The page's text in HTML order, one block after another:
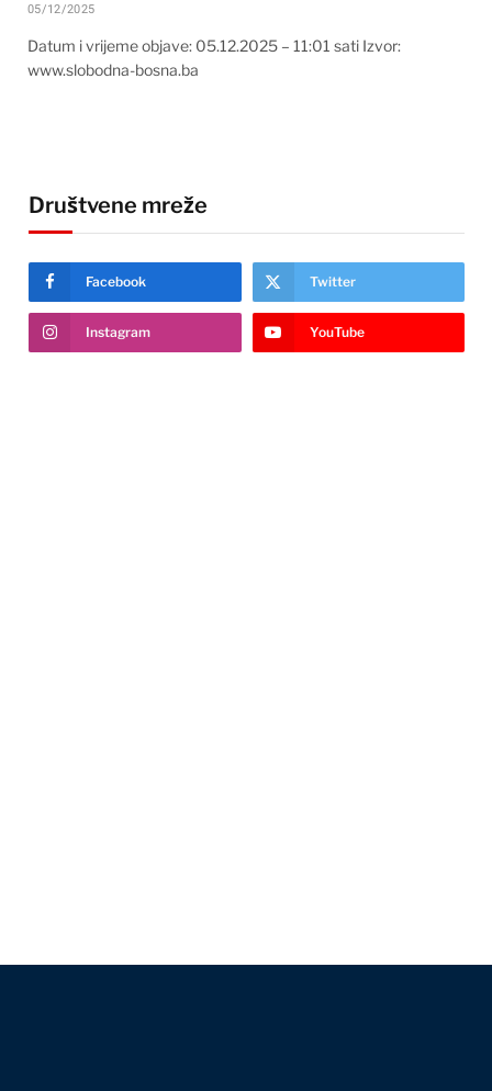
05/12/2025
Datum i vrijeme objave: 05.12.2025 – 11:01 sati Izvor:
www.slobodna-bosna.ba
Društvene mreže
Facebook Twitter
Instagram YouTube